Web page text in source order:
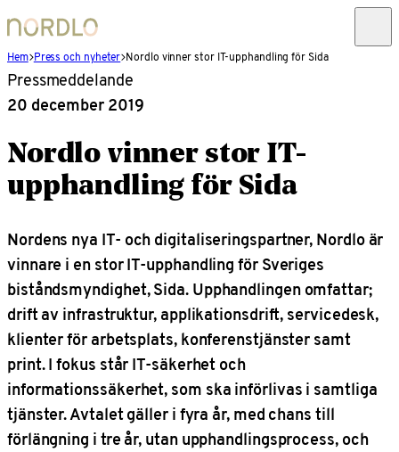
Hem Press och nyheter Nordlo vinner stor IT-upphandling för Sida
Pressmeddelande
20 december 2019
Nordlo vinner stor IT-
upphandling för Sida
Nordens nya IT- och digitaliseringspartner, Nordlo är
vinnare i en stor IT-upphandling för Sveriges
biståndsmyndighet, Sida. Upphandlingen omfattar;
drift av infrastruktur, applikationsdrift, servicedesk,
klienter för arbetsplats, konferenstjänster samt
print. I fokus står IT-säkerhet och
informationssäkerhet, som ska införlivas i samtliga
tjänster. Avtalet gäller i fyra år, med chans till
förlängning i tre år, utan upphandlingsprocess, och